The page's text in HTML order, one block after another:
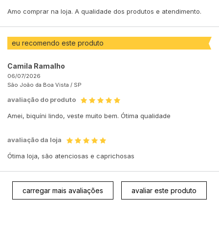
Amo comprar na loja. A qualidade dos produtos e atendimento.
eu recomendo este produto
Camila Ramalho
06/07/2026
São João da Boa Vista / SP
avaliação do produto
Amei, biquíni lindo, veste muito bem. Ótima qualidade
avaliação da loja
Ótima loja, são atenciosas e caprichosas
carregar mais avaliações avaliar este produto